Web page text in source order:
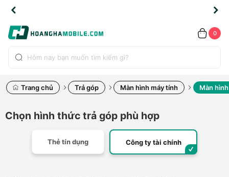
0
Trang chủ Trả góp Màn hình máy tính Màn
Chọn hình thức trả góp phù hợp
Thẻ tín dụng Công ty tài chính